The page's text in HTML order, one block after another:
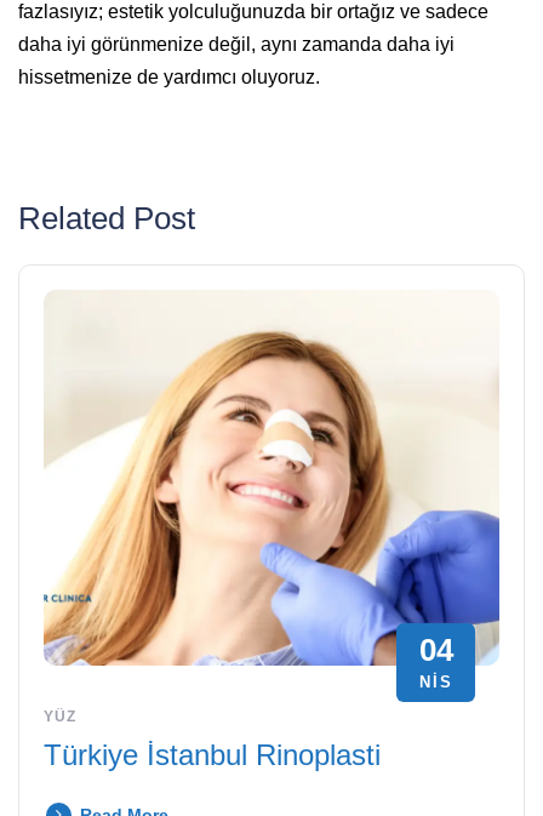
fazlasıyız; estetik yolculuğunuzda bir ortağız ve sadece
daha iyi görünmenize değil, aynı zamanda daha iyi
hissetmenize de yardımcı oluyoruz.
Related Post
04
NIS
YÜZ
Türkiye İstanbul Rinoplasti